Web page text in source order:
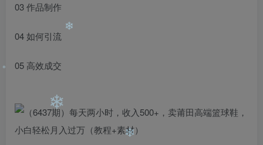
03 作品制作
04 如何引流
05 高效成交
❄